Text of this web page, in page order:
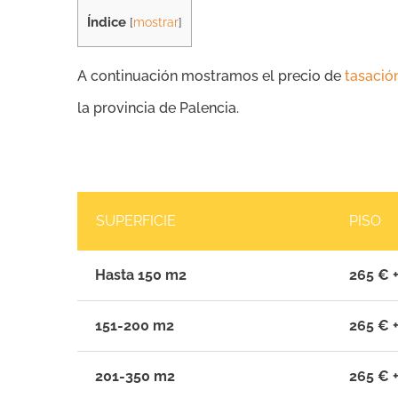
Índice [mostrar]
A continuación mostramos el precio de
la provincia de Palencia.
SUPERFICIE PISO
Hasta 150 m2 265 €
151-200 m2 265 €
201-350 m2 265 €